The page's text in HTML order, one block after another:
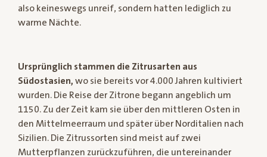
also keineswegs unreif, sondern hatten lediglich zu
warme Nächte.
Ursprünglich stammen die Zitrusarten aus
Südostasien, wo sie bereits vor 4.000 Jahren kultiviert
wurden. Die Reise der Zitrone begann angeblich um
1150. Zu der Zeit kam sie über den mittleren Osten in
den Mittelmeerraum und später über Norditalien nach
Sizilien. Die Zitrussorten sind meist auf zwei
Mutterpflanzen zurückzuführen, die untereinander